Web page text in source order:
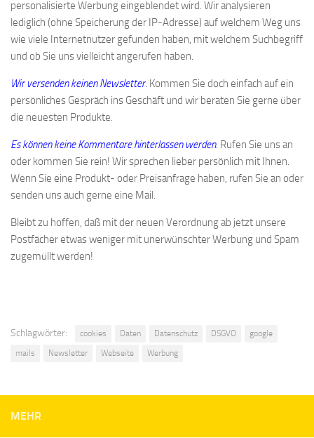
personalisierte Werbung eingeblendet wird. Wir analysieren
lediglich (ohne Speicherung der IP-Adresse) auf welchem Weg uns
wie viele Internetnutzer gefunden haben, mit welchem Suchbegriff
und ob Sie uns vielleicht angerufen haben.
Wir versenden keinen Newsletter. Kommen Sie doch einfach auf ein
persönliches Gespräch ins Geschäft und wir beraten Sie gerne über
die neuesten Produkte.
Es können keine Kommentare hinterlassen werden. Rufen Sie uns an
oder kommen Sie rein! Wir sprechen lieber persönlich mit Ihnen.
Wenn Sie eine Produkt- oder Preisanfrage haben, rufen Sie an oder
senden uns auch gerne eine Mail.
Bleibt zu hoffen, daß mit der neuen Verordnung ab jetzt unsere
Postfächer etwas weniger mit unerwünschter Werbung und Spam
zugemüllt werden!
Schlagwörter: cookies Daten Datenschutz DSGVO
google
mails
Newsletter Webseite Werbung
MEHR